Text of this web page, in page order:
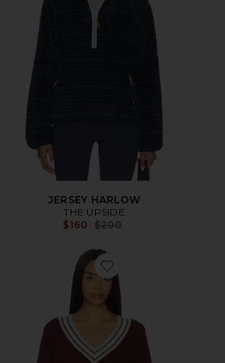
JERSEY HARLOW
THE UPSIDE
$160 Previous price:
$200
Favorite JERSEY JOSETTE